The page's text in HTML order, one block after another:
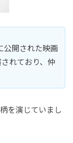
公開された映画
れており、仲
を演じていまし